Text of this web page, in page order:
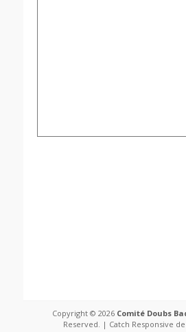
Copyright © 2026 Comité Doubs
Reserved. | Catch Responsive de